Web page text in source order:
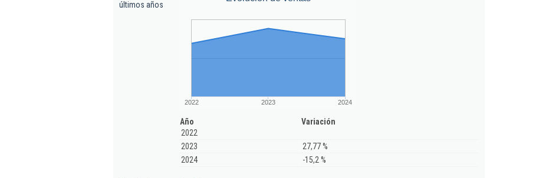
últimos años
2022 2023 2024
Año
Variación
2022
2023
27,77 %
2024
-15,2 %